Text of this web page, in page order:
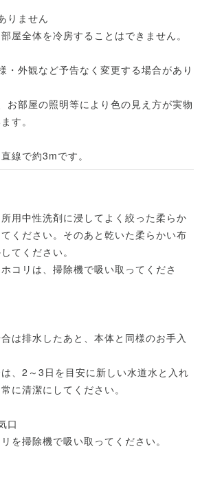
りません
屋全体を冷房することはできません。
・外観など予告なく変更する場合があり
お部屋の照明等により色の見え方が実物
す。
線で約3mです。
用中性洗剤に浸してよく絞った柔らか
ください。そのあと乾いた柔らかい布
てください。
コリは、掃除機で吸い取ってくださ
は排水したあと、本体と同様のお手入
、2～3日を目安に新しい水道水と入れ
に清潔にしてください。
口
を掃除機で吸い取ってください。